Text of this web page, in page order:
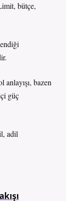
bütçe,
bazen
güç
adil